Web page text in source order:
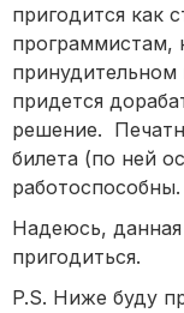
пригодится как
программистам,
придется
решение.
билета (по ней
работоспособны.
Надеюсь,
пригодиться.
P.S. Ниже буду